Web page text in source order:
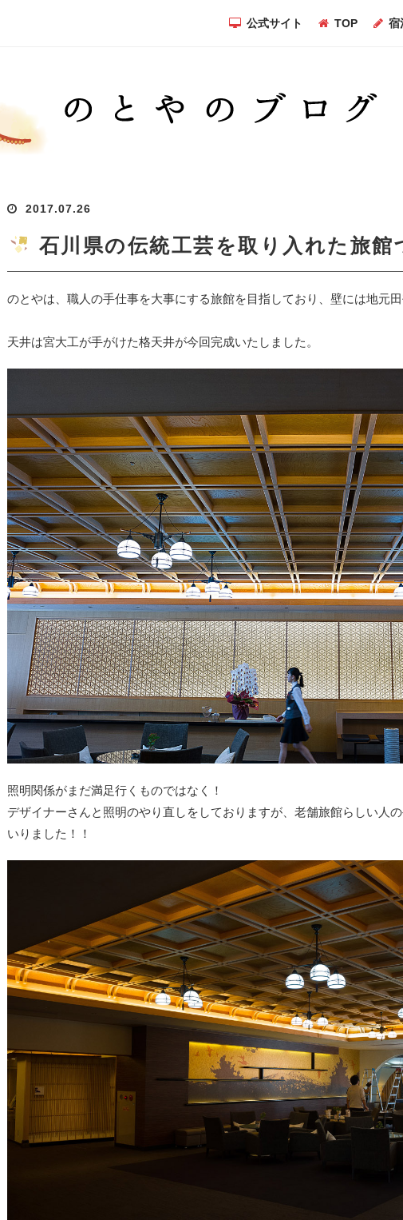
公式サイト TOP 宿
2017.07.26
石川県の伝統工芸を取り入れた旅館
のとやは、職人の手仕事を大事にする旅館を目指しており、壁には地元
天井は宮大工が手がけた格天井が今回完成いたしました。
照明関係がまだ満足行くものではなく！
デザイナーさんと照明のやり直しをしておりますが、老舗旅館らしい人
いりました！！